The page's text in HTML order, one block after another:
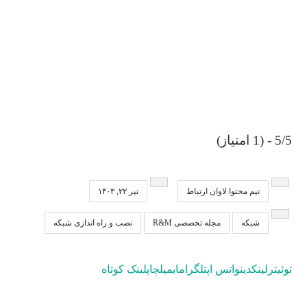
5/5 - (1 امتیاز)
تیم محتوا لاوان ارتباط تیر ۲۲, ۱۴۰۳
شبکه مجله تخصصی R&M نصب و راه اندازی شبکه
توئیتر لینکدینواتس اپتلگرامایمیلچاپلینک کوتاه